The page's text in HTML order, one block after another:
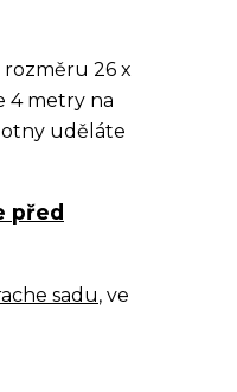
26 x
4 metry na
uděláte
před
sadu, ve